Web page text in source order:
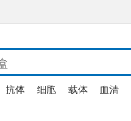
抗体 细胞 载体 血清